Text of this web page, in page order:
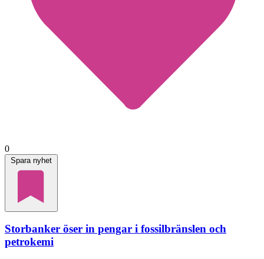
0
Spara nyhet
Storbanker öser in pengar i fossilbränslen och
petrokemi